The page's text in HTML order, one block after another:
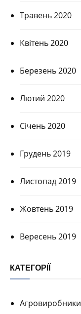
Травень 2020
Квітень 2020
Березень 2020
Лютий 2020
Січень 2020
Грудень 2019
Листопад 2019
Жовтень 2019
Вересень 2019
КАТЕГОРІЇ
Агровиробники